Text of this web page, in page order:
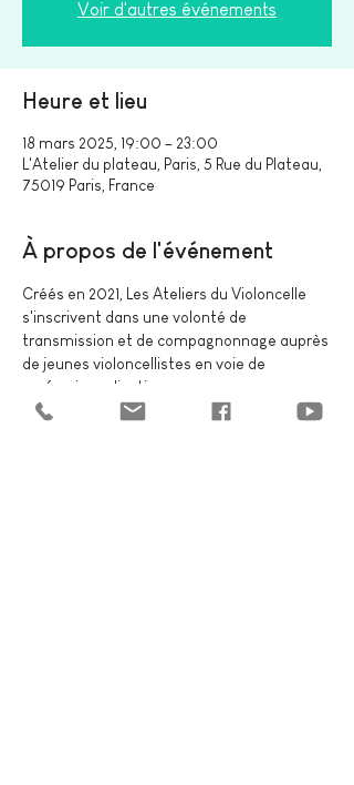
Voir d'autres événements
Heure et lieu
18 mars 2025, 19:00 – 23:00
L'Atelier du plateau, Paris, 5 Rue du Plateau,
75019 Paris, France
À propos de l'événement
Créés en 2021, Les Ateliers du Violoncelle
s'inscrivent dans une volonté de
transmission et de compagnonnage auprès
de jeunes violoncellistes en voie de
professionnalisation.
Sélectionné·e·s sur dossier, nous les